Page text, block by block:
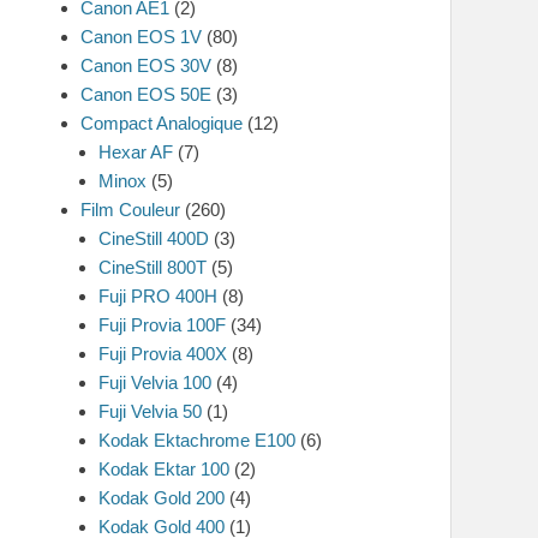
Canon AE1 (2)
Canon EOS 1V (80)
Canon EOS 30V (8)
Canon EOS 50E (3)
Compact Analogique (12)
Hexar AF (7)
Minox (5)
Film Couleur (260)
CineStill 400D (3)
CineStill 800T (5)
Fuji PRO 400H (8)
Fuji Provia 100F (34)
Fuji Provia 400X (8)
Fuji Velvia 100 (4)
Fuji Velvia 50 (1)
Kodak Ektachrome E100 (6)
Kodak Ektar 100 (2)
Kodak Gold 200 (4)
Kodak Gold 400 (1)